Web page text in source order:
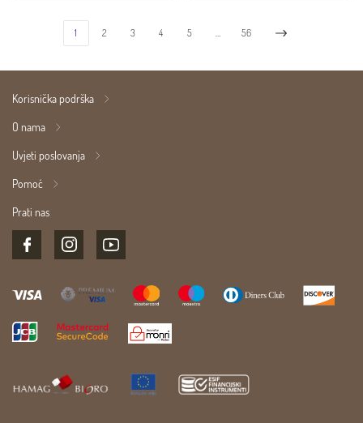
1 2 3 4 5 56
Korisnička podrška
O nama
Uvjeti poslovanja
Pomoć
Prati nas